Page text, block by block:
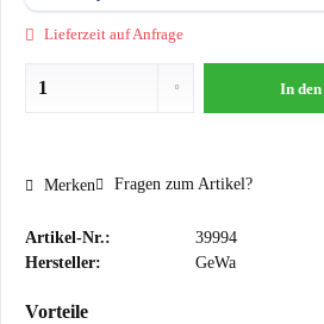
Lieferzeit auf Anfrage
In den
Merken Fragen zum Artikel?
Artikel-Nr.:
39994
Hersteller:
GeWa
Vorteile